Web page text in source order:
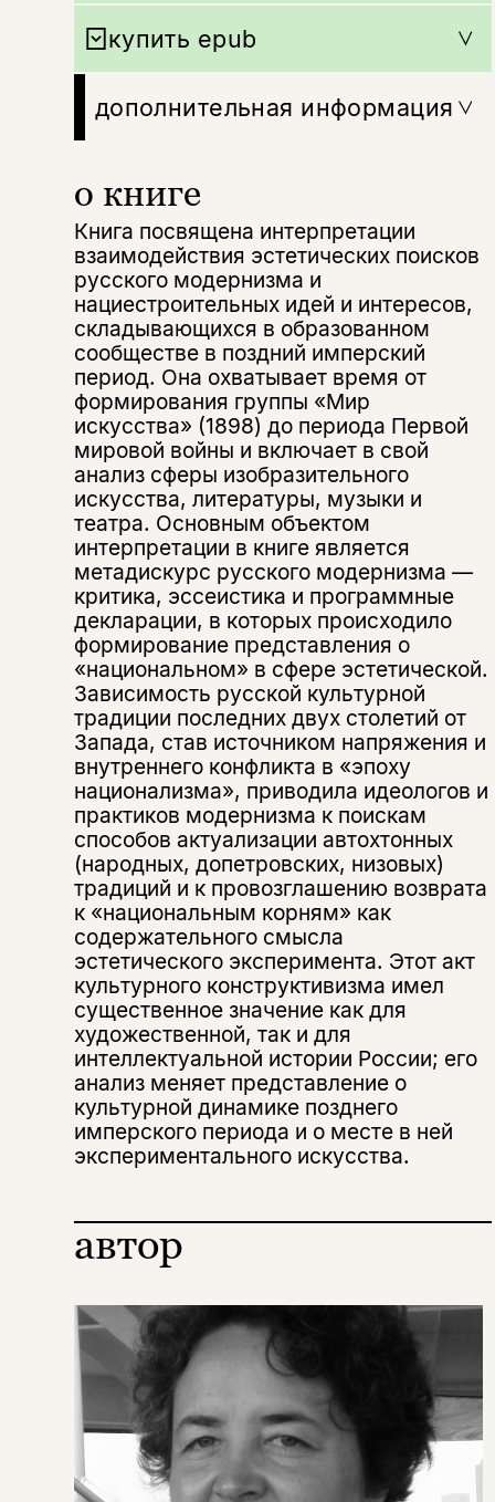
о книге
Книга посвящена интерпретации
взаимодействия эстетических поисков
русского модернизма и
нациестроительных идей и интересов,
складывающихся в образованном
сообществе в поздний имперский
период. Она охватывает время от
формирования группы «Мир
искусства» (1898) до периода Первой
мировой войны и включает в свой
анализ сферы изобразительного
искусства, литературы, музыки и
театра. Основным объектом
интерпретации в книге является
метадискурс русского модернизма —
критика, эссеистика и программные
декларации, в которых происходило
формирование представления о
«национальном» в сфере эстетической.
Зависимость русской культурной
традиции последних двух столетий от
Запада, став источником напряжения и
внутреннего конфликта в «эпоху
национализма», приводила идеологов и
практиков модернизма к поискам
способов актуализации автохтонных
(народных, допетровских, низовых)
традиций и к провозглашению возврата
к «национальным корням» как
содержательного смысла
эстетического эксперимента. Этот акт
культурного конструктивизма имел
существенное значение как для
художественной, так и для
интеллектуальной истории России; его
анализ меняет представление о
культурной динамике позднего
имперского периода и о месте в ней
экспериментального искусства.
купить epub
дополнительная информация
автор
Подписка на рассылку
Этой книги временно
нет в продаже.